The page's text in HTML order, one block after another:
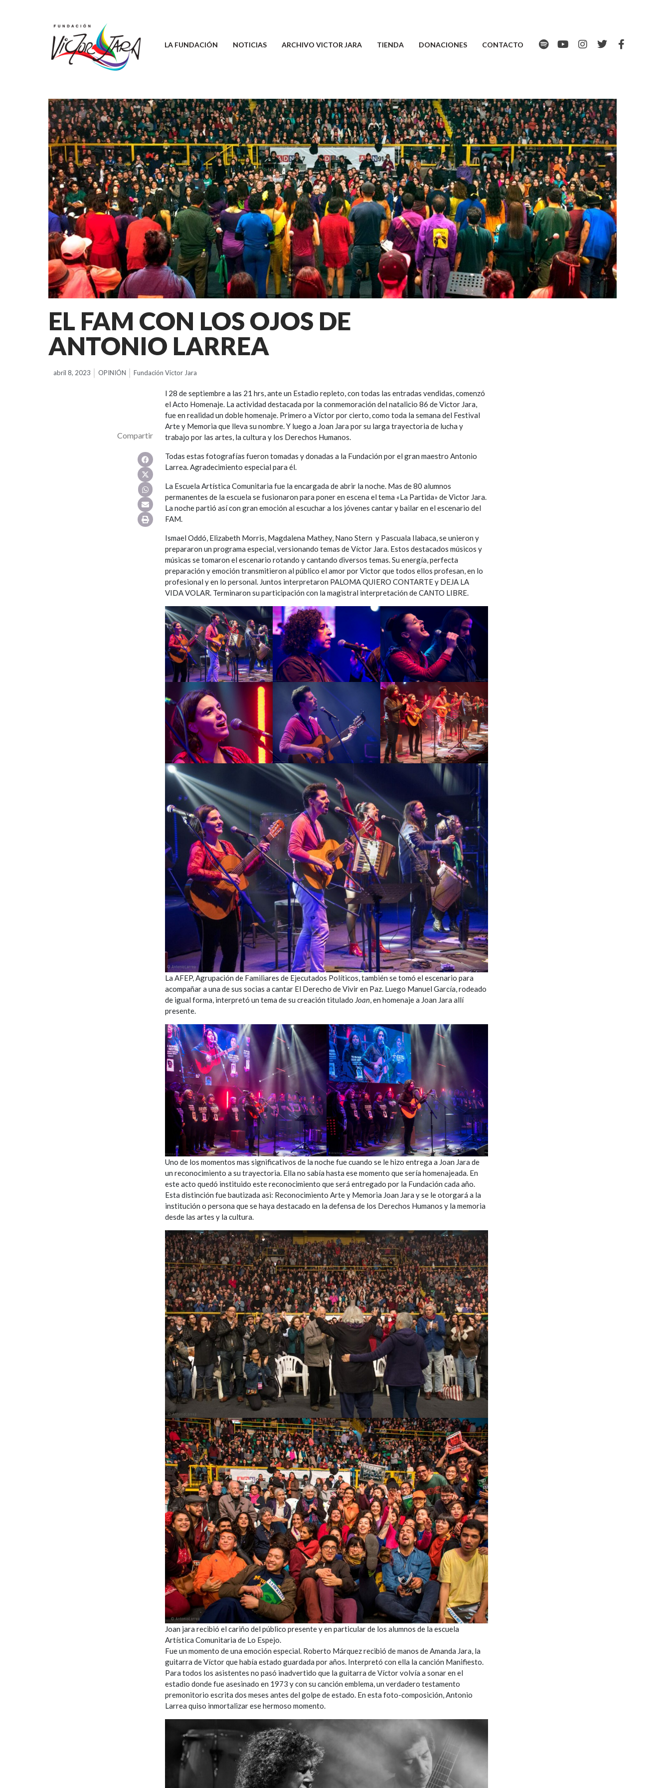
LA FUNDACIÓN NOTICIAS ARCHIVO VICTOR JARA TIENDA DONACIONES CONTACTO
EL FAM CON LOS OJOS DE
ANTONIO LARREA
abril 8, 2023 OPINIÓN Fundación Víctor Jara
Compartir
l 28 de septiembre a las 21 hrs, ante un Estadio repleto, con todas las entradas vendidas, comenzó
el Acto Homenaje. La actividad destacada por la conmemoración del natalicio 86 de Victor Jara,
fue en realidad un doble homenaje. Primero a Víctor por cierto, como toda la semana del Festival
Arte y Memoria que lleva su nombre. Y luego a Joan Jara por su larga trayectoria de lucha y
trabajo por las artes, la cultura y los Derechos Humanos.
Todas estas fotografías fueron tomadas y donadas a la Fundación por el gran maestro Antonio
Larrea. Agradecimiento especial para él.
La Escuela Artística Comunitaria fue la encargada de abrir la noche. Mas de 80 alumnos
permanentes de la escuela se fusionaron para poner en escena el tema «La Partida» de Victor Jara.
La noche partió así con gran emoción al escuchar a los jóvenes cantar y bailar en el escenario del
FAM.
Ismael Oddó, Elizabeth Morris, Magdalena Mathey, Nano Stern y Pascuala Ilabaca, se unieron y
prepararon un programa especial, versionando temas de Víctor Jara. Estos destacados músicos y
músicas se tomaron el escenario rotando y cantando diversos temas. Su energía, perfecta
preparación y emoción transmitieron al público el amor por Victor que todos ellos profesan, en lo
profesional y en lo personal. Juntos interpretaron PALOMA QUIERO CONTARTE y DEJA LA
VIDA VOLAR. Terminaron su participación con la magistral interpretación de CANTO LIBRE.
La AFEP, Agrupación de Familiares de Ejecutados Políticos, también se tomó el escenario para
acompañar a una de sus socias a cantar El Derecho de Vivir en Paz. Luego Manuel García, rodeado
de igual forma, interpretó un tema de su creación titulado Joan, en homenaje a Joan Jara allí
presente.
Uno de los momentos mas significativos de la noche fue cuando se le hizo entrega a Joan Jara de
un reconocimiento a su trayectoria. Ella no sabía hasta ese momento que sería homenajeada. En
este acto quedó instituido este reconocimiento que será entregado por la Fundación cada año.
Esta distinción fue bautizada asi: Reconocimiento Arte y Memoria Joan Jara y se le otorgará a la
institución o persona que se haya destacado en la defensa de los Derechos Humanos y la memoria
desde las artes y la cultura.
Joan jara recibió el cariño del público presente y en particular de los alumnos de la escuela
Artística Comunitaria de Lo Espejo.
Fue un momento de una emoción especial. Roberto Márquez recibió de manos de Amanda Jara, la
guitarra de Víctor que había estado guardada por años. Interpretó con ella la canción Manifiesto.
Para todos los asistentes no pasó inadvertido que la guitarra de Víctor volvía a sonar en el
estadio donde fue asesinado en 1973 y con su canción emblema, un verdadero testamento
premonitorio escrita dos meses antes del golpe de estado. En esta foto-composición, Antonio
Larrea quiso inmortalizar ese hermoso momento.